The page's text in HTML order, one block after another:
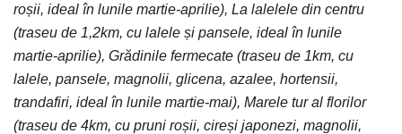
roșii, ideal în lunile martie-aprilie), La lalelele din centru
(traseu de 1,2km, cu lalele și pansele, ideal în lunile
martie-aprilie), Grădinile fermecate (traseu de 1km, cu
lalele, pansele, magnolii, glicena, azalee, hortensii,
trandafiri, ideal în lunile martie-mai), Marele tur al florilor
(traseu de 4km, cu pruni roșii, cireși japonezi, magnolii,